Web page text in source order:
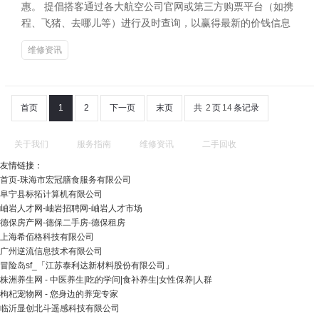
惠。 提倡搭客通过各大航空公司官网或第三方购票平台（如携
程、飞猪、去哪儿等）进行及时查询，以赢得最新的价钱信息
维修资讯
首页 1 2 下一页 末页 共 2 页 14条记录
关于我们 服务指南 维修资讯 二手回收
友情链接：
首页-珠海市宏冠膳食服务有限公司
阜宁县标拓计算机有限公司
岫岩人才网-岫岩招聘网-岫岩人才市场
德保房产网-德保二手房-德保租房
上海希佰格科技有限公司
广州逆流信息技术有限公司
冒险岛sf_「江苏泰利达新材料股份有限公司」
株洲养生网 - 中医养生|吃的学问|食补养生|女性保养|人群
枸杞宠物网 - 您身边的养宠专家
临沂显创北斗遥感科技有限公司